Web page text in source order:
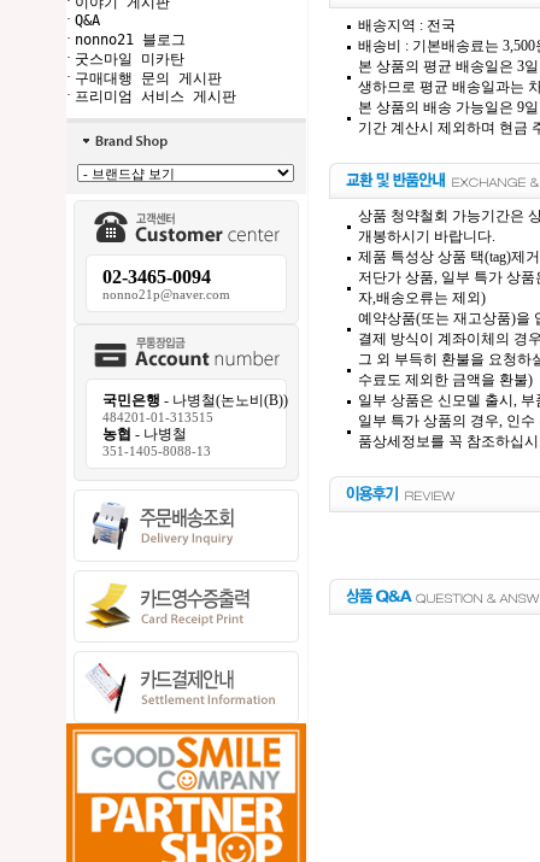
· Q&A
· nonno21 블로그
· 굿스마일 미카탄
· 구매대행 문의 게시판
· 프리미엄 서비스 게시판
02-3465-0094
nonno21p@naver.com
국민은행 - 나병철(논노비(B))
484201-01-313515
농협 - 나병철
351-1405-8088-13
배송지역 : 전국
배송비 : 기본배송료는
본 상품의 평균 배송일은 3
생하므로 평균 배송일과는
본 상품의 배송 가능일은 9
기간 계산시 제외하며 현금
상품 청약철회 가능기간은
개봉하시기 바랍니다.
제품 특성상 상품 택(tag)제
저단가 상품, 일부 특가 상
자,배송오류는 제외)
예약상품(또는 재고상품)을
결제 방식이 계좌이체의 경
그 외 부득히 환불을 요청하
수료도 제외한 금액을 환불)
일부 상품은 신모델 출시,
일부 특가 상품의 경우, 인
품상세정보를 꼭 참조하십